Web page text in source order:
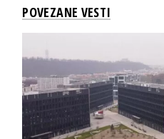
POVEZANE VESTI